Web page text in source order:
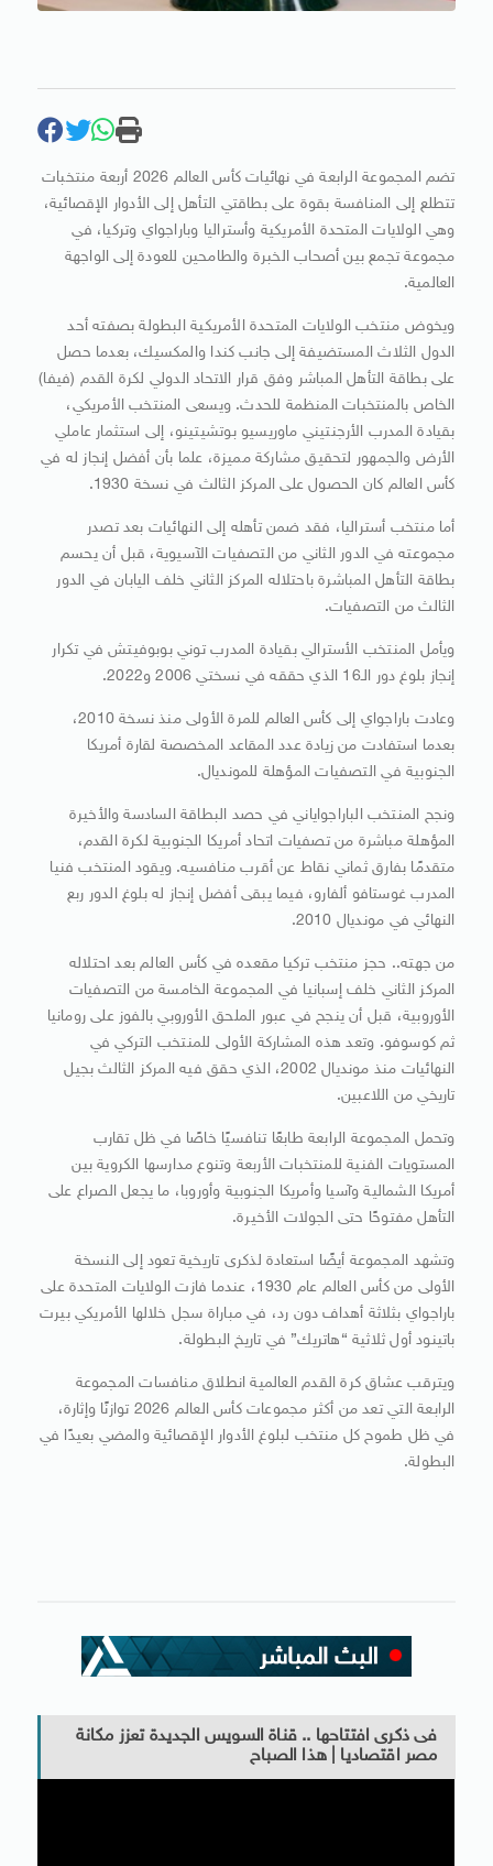
تضم المجموعة الرابعة في نهائيات كأس العالم 2026 أربعة منتخبات
تتطلع إلى المنافسة بقوة على بطاقتي التأهل إلى الأدوار الإقصائية،
وهي الولايات المتحدة الأمريكية وأستراليا وباراجواي وتركيا، في
مجموعة تجمع بين أصحاب الخبرة والطامحين للعودة إلى الواجهة
العالمية.
ويخوض منتخب الولايات المتحدة الأمريكية البطولة بصفته أحد
الدول الثلاث المستضيفة إلى جانب كندا والمكسيك، بعدما حصل
على بطاقة التأهل المباشر وفق قرار الاتحاد الدولي لكرة القدم (فيفا)
الخاص بالمنتخبات المنظمة للحدث. ويسعى المنتخب الأمريكي،
بقيادة المدرب الأرجنتيني ماوريسيو بوتشيتينو، إلى استثمار عاملي
الأرض والجمهور لتحقيق مشاركة مميزة، علما بأن أفضل إنجاز له في
كأس العالم كان الحصول على المركز الثالث في نسخة 1930.
أما منتخب أستراليا، فقد ضمن تأهله إلى النهائيات بعد تصدر
مجموعته في الدور الثاني من التصفيات الآسيوية، قبل أن يحسم
بطاقة التأهل المباشرة باحتلاله المركز الثاني خلف اليابان في الدور
الثالث من التصفيات.
ويأمل المنتخب الأسترالي بقيادة المدرب توني بوبوفيتش في تكرار
إنجاز بلوغ دور الـ16 الذي حققه في نسختي 2006 و2022.
وعادت باراجواي إلى كأس العالم للمرة الأولى منذ نسخة 2010،
بعدما استفادت من زيادة عدد المقاعد المخصصة لقارة أمريكا
الجنوبية في التصفيات المؤهلة للمونديال.
ونجح المنتخب الباراجواياني في حصد البطاقة السادسة والأخيرة
المؤهلة مباشرة من تصفيات اتحاد أمريكا الجنوبية لكرة القدم،
متقدمًا بفارق ثماني نقاط عن أقرب منافسيه. ويقود المنتخب فنيا
المدرب غوستافو ألفارو، فيما يبقى أفضل إنجاز له بلوغ الدور ربع
النهائي في مونديال 2010.
من جهته.. حجز منتخب تركيا مقعده في كأس العالم بعد احتلاله
المركز الثاني خلف إسبانيا في المجموعة الخامسة من التصفيات
الأوروبية، قبل أن ينجح في عبور الملحق الأوروبي بالفوز على رومانيا
ثم كوسوفو. وتعد هذه المشاركة الأولى للمنتخب التركي في
النهائيات منذ مونديال 2002، الذي حقق فيه المركز الثالث بجيل
تاريخي من اللاعبين.
وتحمل المجموعة الرابعة طابعًا تنافسيًا خاصًا في ظل تقارب
المستويات الفنية للمنتخبات الأربعة وتنوع مدارسها الكروية بين
أمريكا الشمالية وآسيا وأمريكا الجنوبية وأوروبا، ما يجعل الصراع على
التأهل مفتوحًا حتى الجولات الأخيرة.
وتشهد المجموعة أيضًا استعادة لذكرى تاريخية تعود إلى النسخة
الأولى من كأس العالم عام 1930، عندما فازت الولايات المتحدة على
باراجواي بثلاثة أهداف دون رد، في مباراة سجل خلالها الأمريكي بيرت
باتينود أول ثلاثية “هاتريك” في تاريخ البطولة.
ويترقب عشاق كرة القدم العالمية انطلاق منافسات المجموعة
الرابعة التي تعد من أكثر مجموعات كأس العالم 2026 توازنًا وإثارة،
في ظل طموح كل منتخب لبلوغ الأدوار الإقصائية والمضي بعيدًا في
البطولة.
فى ذكرى افتتاحها .. قناة السويس الجديدة تعزز مكانة
مصر اقتصاديا | هذا الصباح